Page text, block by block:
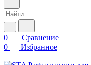
0
Сравнение
0
Избранное